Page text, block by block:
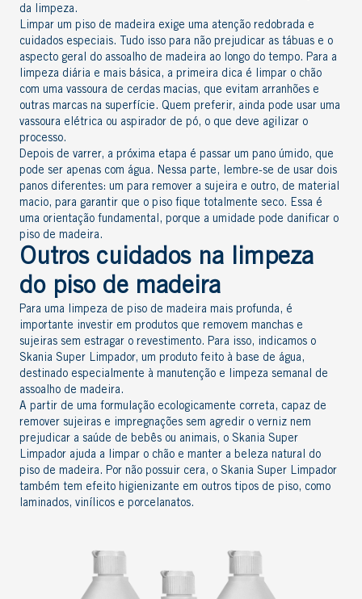
da limpeza.
Limpar um piso de madeira exige uma atenção redobrada e
cuidados especiais. Tudo isso para não prejudicar as tábuas e o
aspecto geral do assoalho de madeira ao longo do tempo. Para a
limpeza diária e mais básica, a primeira dica é limpar o chão
com uma vassoura de cerdas macias, que evitam arranhões e
outras marcas na superfície. Quem preferir, ainda pode usar uma
vassoura elétrica ou aspirador de pó, o que deve agilizar o
processo.
Depois de varrer, a próxima etapa é passar um pano úmido, que
pode ser apenas com água. Nessa parte, lembre-se de usar dois
panos diferentes: um para remover a sujeira e outro, de material
macio, para garantir que o piso fique totalmente seco. Essa é
uma orientação fundamental, porque a umidade pode danificar o
piso de madeira.
Outros cuidados na limpeza
do piso de madeira
Para uma limpeza de piso de madeira mais profunda, é
importante investir em produtos que removem manchas e
sujeiras sem estragar o revestimento. Para isso, indicamos o
Skania Super Limpador, um produto feito à base de água,
destinado especialmente à manutenção e limpeza semanal de
assoalho de madeira.
A partir de uma formulação ecologicamente correta, capaz de
remover sujeiras e impregnações sem agredir o verniz nem
prejudicar a saúde de bebês ou animais, o Skania Super
Limpador ajuda a limpar o chão e manter a beleza natural do
piso de madeira. Por não possuir cera, o Skania Super Limpador
também tem efeito higienizante em outros tipos de piso, como
laminados, vinílicos e porcelanatos.